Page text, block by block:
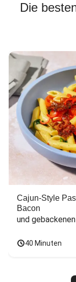
Die
Cajun-Style
Bacon
und
40 Minuten